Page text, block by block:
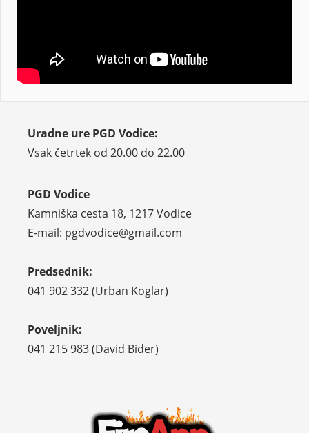
Uradne ure PGD Vodice:
Vsak četrtek od 20.00 do 22.00
PGD Vodice
Kamniška cesta 18, 1217 Vodice
E-mail: pgdvodice@gmail.com
Predsednik:
041 902 332 (Urban Koglar)
Poveljnik:
041 215 983 (David Bider)